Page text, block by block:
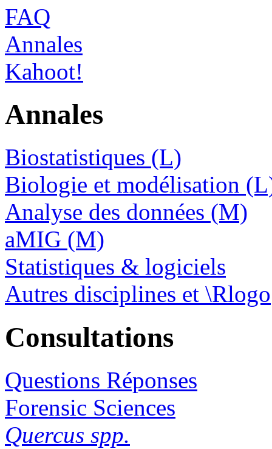
FAQ
Annales
Kahoot!
Annales
Biostatistiques (L)
Biologie et modélisation
Analyse des données (M)
aMIG (M)
Statistiques & logiciels
Autres disciplines et \Rlogo
Consultations
Questions Réponses
Forensic Sciences
Quercus spp.